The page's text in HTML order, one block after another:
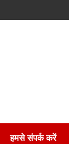
हमसे संपर्क करें